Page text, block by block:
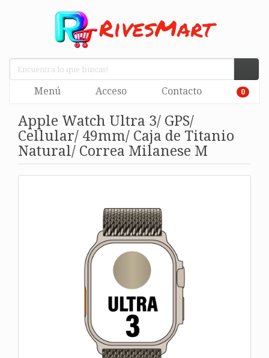
Menú Acceso Contacto 0
Apple Watch Ultra 3/ GPS/
Cellular/ 49mm/ Caja de Titanio
Natural/ Correa Milanese M